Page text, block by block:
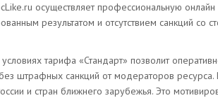
осуществляет профессиональную онлайн
результатом и отсутствием санкций со
тарифа «Стандарт» позволит
штрафных санкций от модераторов ресурса.
и стран ближнего зарубежья. Это